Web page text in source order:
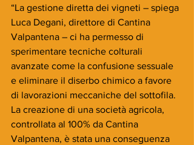
“La gestione diretta dei vigneti – spiega
Luca Degani, direttore di Cantina
Valpantena – ci ha permesso di
sperimentare tecniche colturali
avanzate come la confusione sessuale
e eliminare il diserbo chimico a favore
di lavorazioni meccaniche del sottofila.
La creazione di una società agricola,
controllata al 100% da Cantina
Valpantena, è stata una conseguenza